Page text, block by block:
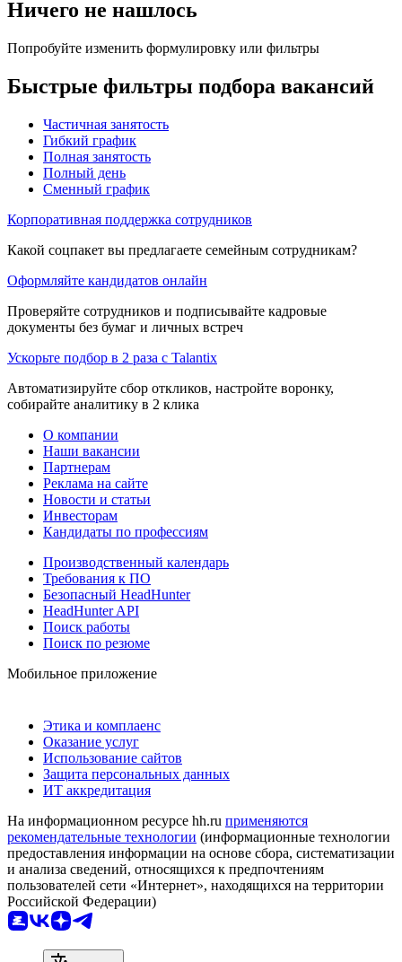
Ничего не нашлось
Попробуйте изменить формулировку или фильтры
Быстрые фильтры подбора вакансий
Частичная занятость
Гибкий график
Полная занятость
Полный день
Сменный график
Корпоративная поддержка сотрудников
Какой соцпакет вы предлагаете семейным сотрудникам?
Оформляйте кандидатов онлайн
Проверяйте сотрудников и подписывайте кадровые
документы без бумаг и личных встреч
Ускорьте подбор в 2 раза с Talantix
Автоматизируйте сбор откликов, настройте воронку,
собирайте аналитику в 2 клика
О компании
Наши вакансии
Партнерам
Реклама на сайте
Новости и статьи
Инвесторам
Кандидаты по профессиям
Производственный календарь
Требования к ПО
Безопасный HeadHunter
HeadHunter API
Поиск работы
Поиск по резюме
Мобильное приложение
Этика и комплаенс
Оказание услуг
Использование сайтов
Защита персональных данных
ИТ аккредитация
На информационном ресурсе hh.ru применяются
рекомендательные технологии (информационные технологии
предоставления информации на основе сбора, систематизации
и анализа сведений, относящихся к предпочтениям
пользователей сети «Интернет», находящихся на территории
Российской Федерации)